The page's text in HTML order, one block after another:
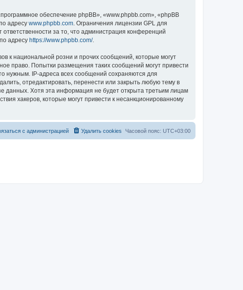
обеспечение phpBB», «www.phpbb.com», «phpBB
адресу www.phpbb.com. Ограничения лицензии GPL для
за то, что администрация конференций
адресу https://www.phpbb.com/.
к национальной розни и прочих сообщений, которые могут
право. Попытки размещения таких сообщений могут привести
нужным. IP-адреса всех сообщений сохраняются для
отредактировать, перенести или закрыть любую тему в
данных. Хотя эта информация не будет открыта третьим лицам
хакеров, которые могут привести к несанкционированному
Часовой пояс: UTC+03:00
Удалить cookies
с администрацией